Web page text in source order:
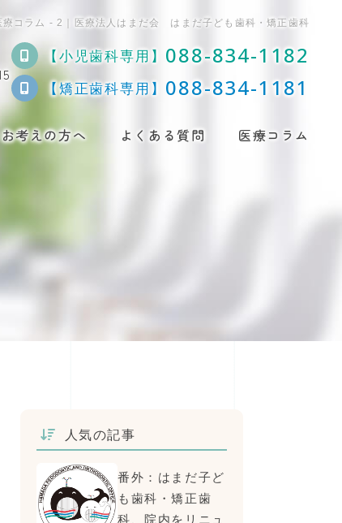
療コラム - 2｜医療法人はまだ会 はまだ子ども歯科・矯正歯科
【小児歯科専用】 088-834-1182
【矯正歯科専用】 088-834-1181
考えの方へ よくある質問 医療コラム
人気の記事
番外：はまだ子ど
も歯科・矯正歯
科、院内をリニュ